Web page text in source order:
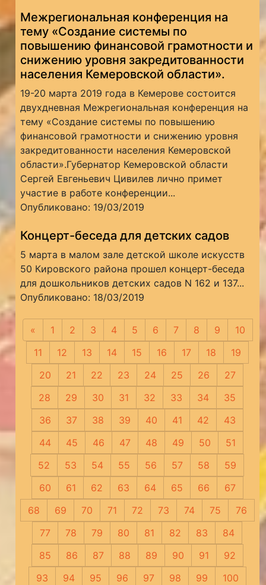
Межрегиональная конференция на
тему «Создание системы по
повышению финансовой грамотности и
снижению уровня закредитованности
населения Кемеровской области».
19-20 марта 2019 года в Кемерове состоится
двухдневная Межрегиональная конференция на
тему «Создание системы по повышению
финансовой грамотности и снижению уровня
закредитованности населения Кемеровской
области».Губернатор Кемеровской области
Сергей Евгеньевич Цивилев лично примет
участие в работе конференции...
Опубликовано: 19/03/2019
Концерт-беседа для детских садов
5 марта в малом зале детской школе искусств
50 Кировского района прошел концерт-беседа
для дошкольников детских садов N 162 и 137...
Опубликовано: 18/03/2019
« Предыдущая
1 2 3 4 5 6 7 8 9
10
11
12 13 14 15 16 17 18
19
20
21 22 23 24 25 26
27
28
29 30 31 32 33 34
35
36
37 38 39 40 41 42
43
44
45 46 47 48 49 50
51
52
53 54 55 56 57 58
59
60
61 62 63 64 65 66
67
68
69 70 71 72 73 74 75
76
77
78 79 80 81 82 83
84
85
86 87 88 89 90 91
92
93
94 95 96 97 98 99
100